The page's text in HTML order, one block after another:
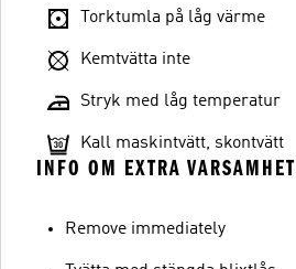
Torktumla på låg värme
Kemtvätta inte
Stryk med låg temperatur
Kall maskintvätt, skontvätt
INFO OM EXTRA VARSAMHET
Remove immediately